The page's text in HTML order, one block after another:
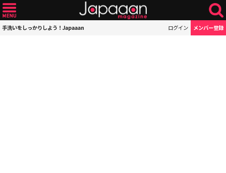
手洗いをしっかりしよう！Japaaan ログイン メンバー登録